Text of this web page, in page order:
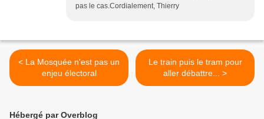
pas le cas.Cordialement, Thierry
< La Mosquée n'est pas un
enjeu électoral
Le train puis le tram pour
aller débattre... >
Hébergé par Overblog